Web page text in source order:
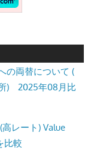
の両替について (
) 2025年08月比
レート) Value
比較